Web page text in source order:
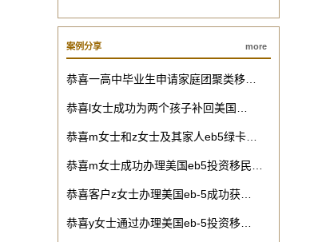
案例分享 more
恭喜一高中毕业生申请家庭团聚类移…
恭喜l女士成功为两个孩子补回美国…
恭喜m女士和z女士及其家人eb5绿卡…
恭喜m女士成功办理美国eb5投资移民…
恭喜客户z女士办理美国eb-5成功获…
恭喜y女士通过办理美国eb-5投资移…